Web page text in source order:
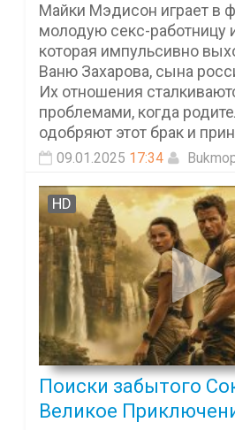
Майки Мэдисон играет в
молодую секс-работницу
которая импульсивно
Ваню Захарова, сына
Их отношения
проблемами, когда
одобряют этот брак и
09.01.2025 17:34
HD
Поиски забытого
Великое